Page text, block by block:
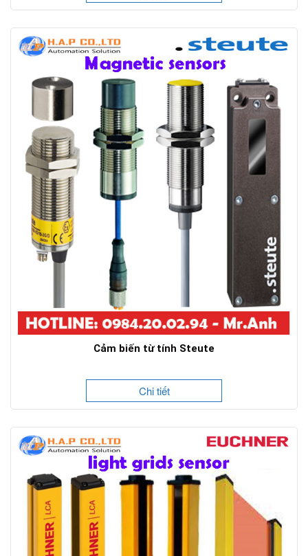
Cảm biến từ tính Steute
Chi tiết